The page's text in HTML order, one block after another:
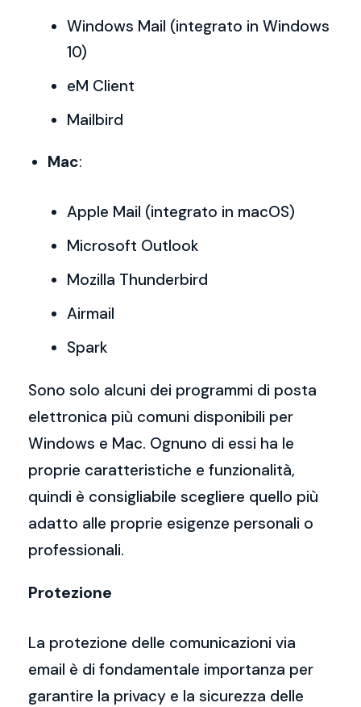
Windows Mail (integrato in Windows
10)
eM Client
Mailbird
Mac:
Apple Mail (integrato in macOS)
Microsoft Outlook
Mozilla Thunderbird
Airmail
Spark
Sono solo alcuni dei programmi di posta
elettronica più comuni disponibili per
Windows e Mac. Ognuno di essi ha le
proprie caratteristiche e funzionalità,
quindi è consigliabile scegliere quello più
adatto alle proprie esigenze personali o
professionali.
Protezione
La protezione delle comunicazioni via
email è di fondamentale importanza per
garantire la privacy e la sicurezza delle